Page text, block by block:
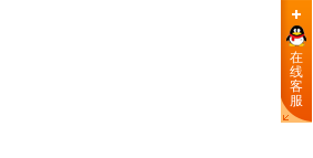
在
线
客
服